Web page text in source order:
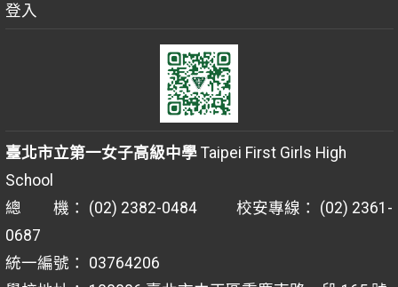
登入
臺北市立第一女子高級中學Taipei First Girls High
School
總 機： (02) 2382-0484 校安專線： (02) 2361-
0687
統一編號： 03764206